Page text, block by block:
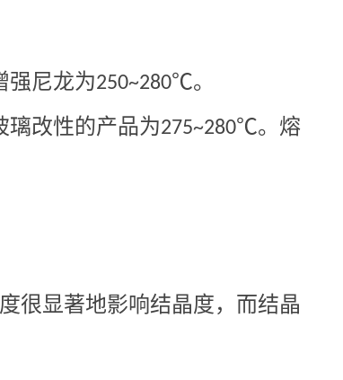
尼龙为250~280℃。
改性的产品为275~280℃。熔
很显著地影响结晶度，而结晶